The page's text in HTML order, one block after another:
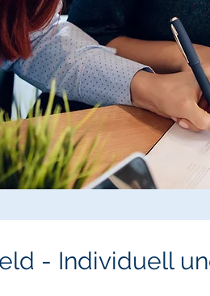
- Individuell